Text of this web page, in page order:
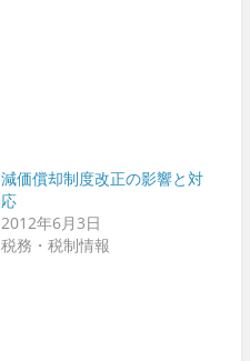
減価償却制度改正の影響と対
応
2012年6月3日
税務・税制情報